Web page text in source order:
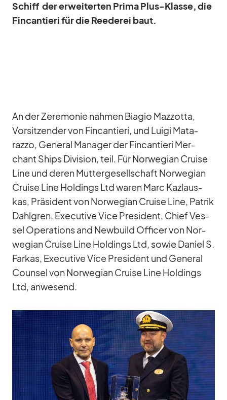
Schiff der er­wei­ter­ten Prima Plus-Klasse, die
Fin­can­tieri für die Ree­de­rei baut.
An der Ze­re­mo­nie nah­men Bia­gio Maz­zotta,
Vor­sit­zen­der von Fin­can­tieri, und Luigi Mat­a­
razzo, Ge­ne­ral Ma­na­ger der Fin­can­tieri Mer­
chant Ships Di­vi­sion, teil. Für Nor­we­gian Cruise
Line und de­ren Mut­ter­ge­sell­schaft Nor­we­gian
Cruise Line Hol­dings Ltd wa­ren Marc Kaz­laus­
kas, Prä­si­dent von Nor­we­gian Cruise Line, Pa­trik
Dah­l­gren, Exe­cu­tive Vice Pre­si­dent, Chief Ves­
sel Ope­ra­ti­ons and New­build Of­fi­cer von Nor­
we­gian Cruise Line Hol­dings Ltd, so­wie Da­niel S.
Far­kas, Exe­cu­tive Vice Pre­si­dent und Ge­ne­ral
Coun­sel von Nor­we­gian Cruise Line Hol­dings
Ltd, an­we­send.